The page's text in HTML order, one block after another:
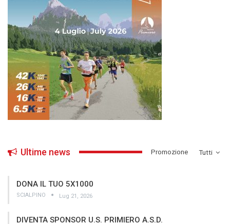
Tutti
Ultime news ­Promozione
DONA IL TUO 5X1000
SCIALPINO Lug 21, 2026
DIVENTA SPONSOR U.S. PRIMIERO A.S.D.